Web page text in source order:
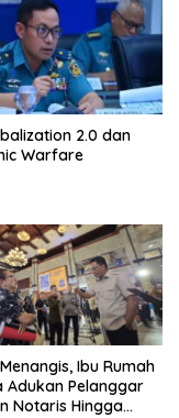
2.0 dan
Warfare
Ibu Rumah
Adukan Pelanggar
Notaris Hingga